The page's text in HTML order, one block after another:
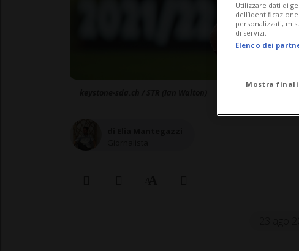
Utilizzare dati di
personalizzati,
di servizi.
Elenco dei
Mostra